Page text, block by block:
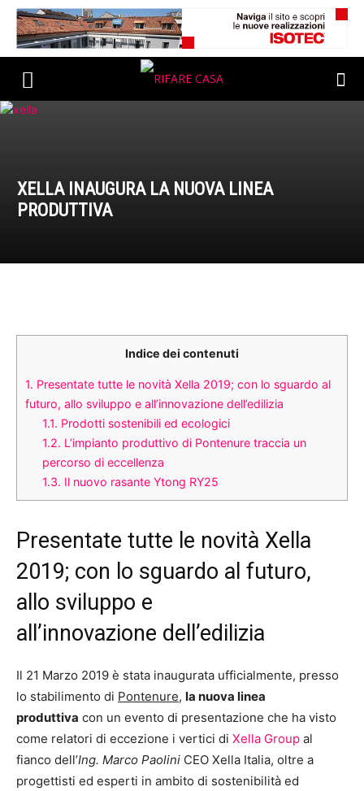
XELLA INAUGURA LA NUOVA LINEA
PRODUTTIVA
Indice dei contenuti
1. Presentate tutte le novità Xella 2019; con lo sguardo al
futuro, allo sviluppo e all’innovazione dell’edilizia
1.1. Prodotti sostenibili ed ecologici
1.2. L’impianto produttivo di Pontenure traccia un
percorso di eccellenza
1.3. Il nuovo rasante Ytong RY25
Presentate tutte le novità Xella
2019; con lo sguardo al futuro,
allo sviluppo e
all’innovazione dell’edilizia
Il 21 Marzo 2019 è stata inaugurata ufficialmente, presso
lo stabilimento di Pontenure, la nuova linea
produttiva con un evento di presentazione che ha visto
come relatori di eccezione i vertici di Xella Group al
fianco dell’Ing. Marco Paolini CEO Xella Italia, oltre a
progettisti ed esperti in ambito di sostenibilità ed